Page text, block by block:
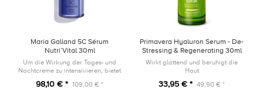
Maria Galland 5C Sérum
Nutri’Vital 30ml
Um die Wirkung der Tages- und
Nachtcreme zu intensivieren, bietet
schmelzende Textur, die wie eine
98,10 € * 109,00 € *
Primavera Hyaluron Serum - De-
Stressing & Regenerating 30ml
Wirkt glättend und beruhigt die
Haut
33,95 € * 49,90 € *